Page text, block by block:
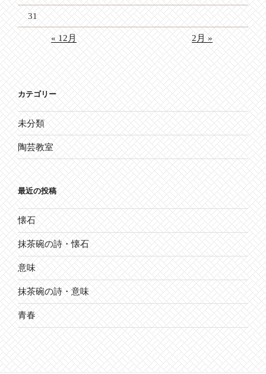
31
« 12月 2月 »
カテゴリー
未分類
陶芸教室
最近の投稿
懐石
抹茶碗の詩・懐石
意味
抹茶碗の詩・意味
青春